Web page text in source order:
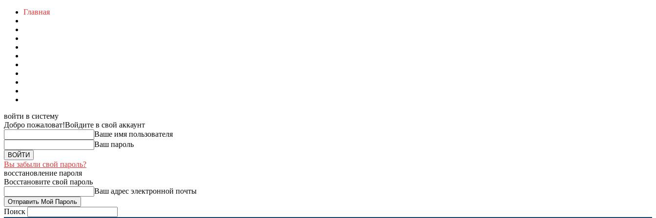
Главная
войти в систему
Добро пожаловат!Войдите в свой аккаунт
Ваше имя пользователя
Ваш пароль
Вы забыли свой пароль?
восстановление пароля
Восстановите свой пароль
Ваш адрес электронной почты
Поиск